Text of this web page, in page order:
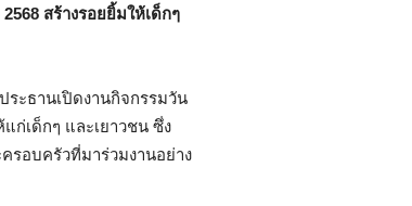
สร้างรอยยิ้มให้เด็กๆ
ระธานเปิดงานกิจกรรมวัน
ก่เด็กๆ และเยาวชน ซึ่ง
รอบครัวที่มาร่วมงานอย่าง